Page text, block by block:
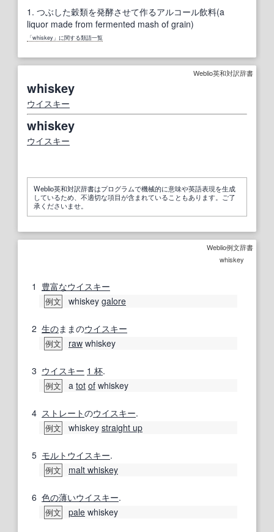
1. つぶした穀類を発酵させて作るアルコール飲料(a
liquor made from fermented mash of grain)
「whiskey」に関する類語一覧
Weblio英和対訳辞書
whiskey
ウイスキー
whiskey
ウイスキー
Weblio英和対訳辞書はプログラムで機械的に意味や英語表現を生成
しているため、不適切な項目が含まれていることもあります。ご了
承くださいませ。
Weblio例文辞書
whiskey
1 豊富なウイスキー
例文 whiskey galore
2 生のままのウイスキー
例文 raw whiskey
3 ウイスキー 1 杯.
例文 a tot of whiskey
4 ストレートのウイスキー.
例文 whiskey straight up
5 モルトウイスキー.
例文 malt whiskey
6 色の薄いウイスキー.
例文 pale whiskey